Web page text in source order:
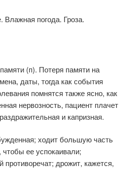
Влажная погода. Гроза.
(п). Потеря памяти на
даты, тогда как события
помнятся также ясно, как
нервозность, пациент плачет
и капризная.
ходит большую часть
ее успокаивали;
противоречат; дрожит, кажется,